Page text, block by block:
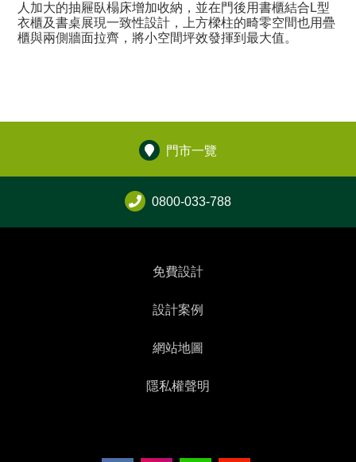
人加大的抽屜臥榻床增加收納，並在門後用書櫃結合L型
衣櫃及書桌展現一致性設計，上方樑柱的畸零空間也用疊
櫃與兩側牆面拉齊，將小空間坪效發揮到最大值。
門市一覽
0800-033-788
免費設計
設計案例
網站地圖
隱私權聲明